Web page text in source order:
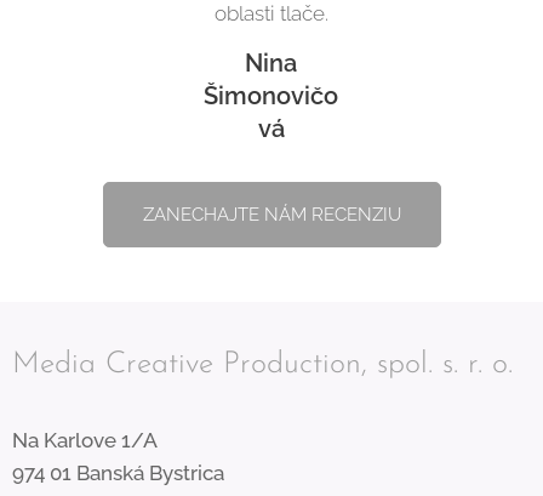
oblasti tlače.
Nina
Šimonovičo
vá
ZANECHAJTE NÁM RECENZIU
Media Creative Production, spol. s. r. o.
Na Karlove 1/A
974 01 Banská Bystrica